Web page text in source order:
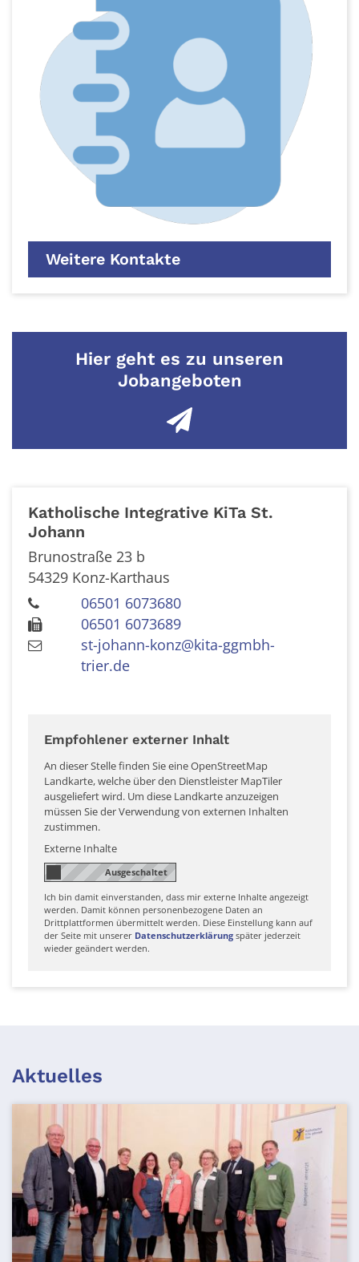
Weitere Kontakte
Hier geht es zu unseren
Jobangeboten
Katholische Integrative KiTa St.
Johann
Brunostraße 23 b
54329 Konz-Karthaus
06501 6073680
06501 6073689
st-johann-konz@kita-ggmbh-
trier.de
Empfohlener externer Inhalt
An dieser Stelle finden Sie eine OpenStreetMap
Landkarte, welche über den Dienstleister MapTiler
ausgeliefert wird. Um diese Landkarte anzuzeigen
müssen Sie der Verwendung von externen Inhalten
zustimmen.
Externe Inhalte
Ich bin damit einverstanden, dass mir externe Inhalte angezeigt
werden. Damit können personenbezogene Daten an
Drittplattformen übermittelt werden. Diese Einstellung kann auf
der Seite mit unserer Datenschutzerklärung später jederzeit
wieder geändert werden.
Aktuelles